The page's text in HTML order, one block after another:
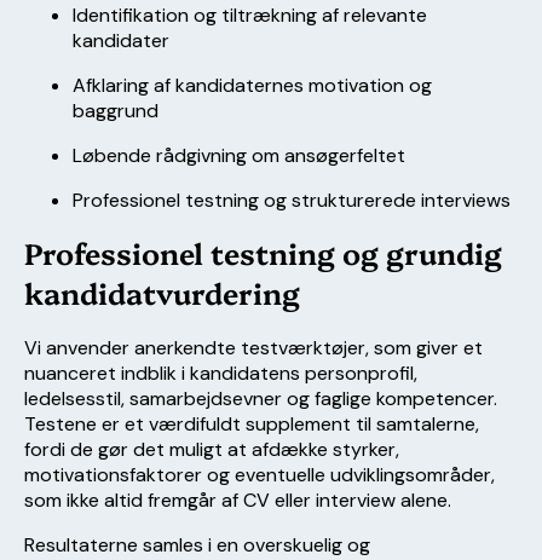
Identifikation og tiltrækning af relevante
kandidater
Afklaring af kandidaternes motivation og
baggrund
Løbende rådgivning om ansøgerfeltet
Professionel testning og strukturerede interviews
Professionel testning og grundig
kandidatvurdering
Vi anvender anerkendte testværktøjer, som giver et
nuanceret indblik i kandidatens personprofil,
ledelsesstil, samarbejdsevner og faglige kompetencer.
Testene er et værdifuldt supplement til samtalerne,
fordi de gør det muligt at afdække styrker,
motivationsfaktorer og eventuelle udviklingsområder,
som ikke altid fremgår af CV eller interview alene.
Resultaterne samles i en overskuelig og